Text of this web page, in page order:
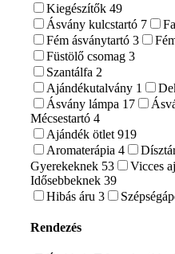
Kiegészítők 49
Ásvány kulcstartó 7
Fém ásványtartó 3
Füstölő csomag 3
Szantálfa 2
Ajándékutalvány 1
Ásvány lámpa 17
Mécsestartó 4
Ajándék ötlet 919
Aromaterápia 4
Gyerekeknek 53 Vicces
Idősebbeknek 39
Hibás áru 3
Rendezés